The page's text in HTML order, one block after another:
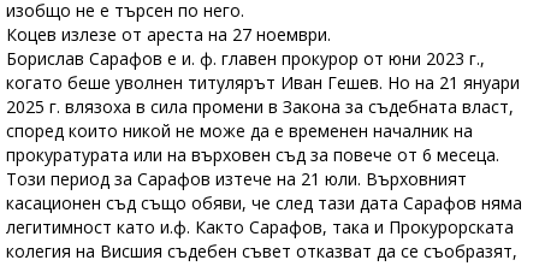
изобщо не е търсен по него.
Коцев излезе от ареста на 27 ноември.
Борислав Сарафов е и. ф. главен прокурор от юни 2023 г.,
когато беше уволнен титулярът Иван Гешев. Но на 21 януари
2025 г. влязоха в сила промени в Закона за съдебната власт,
според които никой не може да е временен началник на
прокуратурата или на върховен съд за повече от 6 месеца.
Този период за Сарафов изтече на 21 юли. Върховният
касационен съд също обяви, че след тази дата Сарафов няма
легитимност като и.ф. Както Сарафов, така и Прокурорската
колегия на Висшия съдебен съвет отказват да се съобразят,